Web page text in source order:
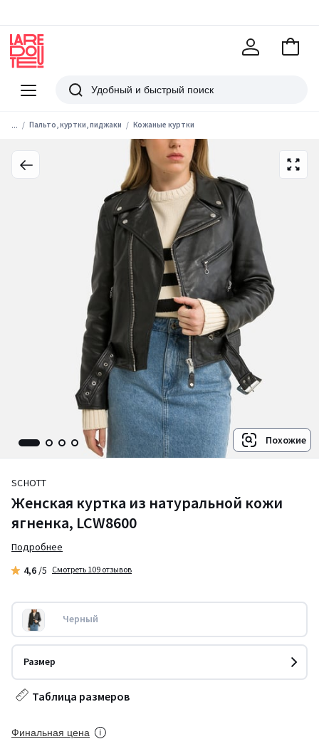
Меню
Redoute
Поиск
В
... Пальто, куртки, пиджаки Кожаные куртки
Похожие
SCHOTT
Женская куртка из натуральной кожи
ягненка, LCW8600
Подробнее
4,6 /5 Смотреть 109 отзывов
Черный
Размер
Таблица размеров
Финальная цена